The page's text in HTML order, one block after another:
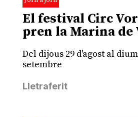
El festival Circ
pren la Marina de
Del dijous 29 d'agost al
setembre
Lletraferit